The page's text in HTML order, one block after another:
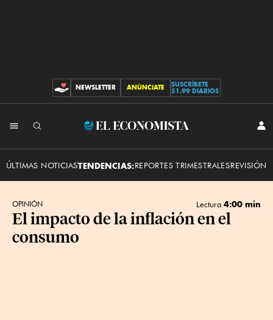
CONTRIBUCIONES
NEWSLETTER ANÚNCIATE
SUSCRÍBETE
$1.99 DIARIOS
El
ÚLTIMAS NOTICIASTENDENCIAS:REPORTES TRIMESTRALESREVISIÓN
OPINIÓN Lectura 4:00 min
El impacto de la inflación en el
consumo